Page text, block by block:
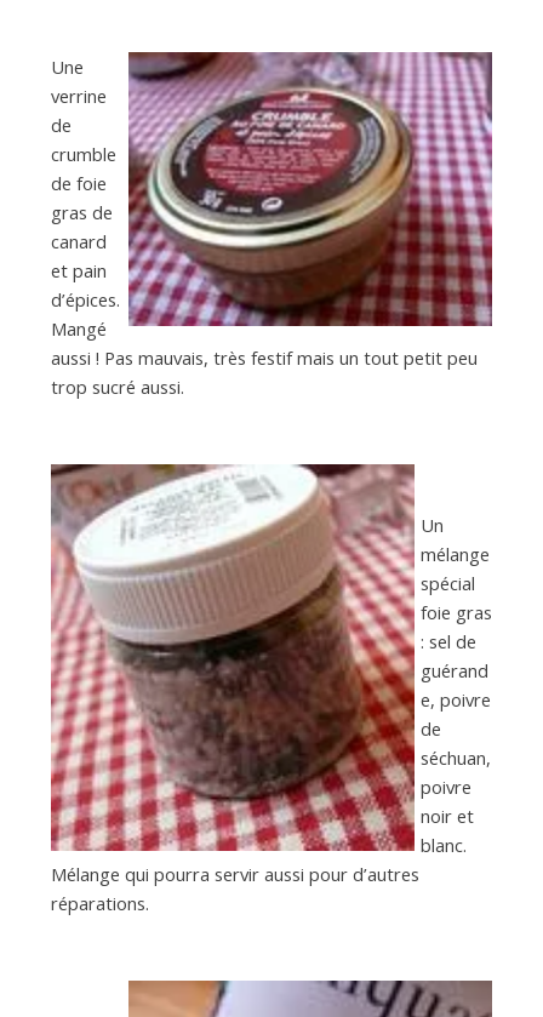
Une
verrine
de
crumble
de foie
gras de
canard
et pain
d’épices.
Mangé
aussi ! Pas mauvais, très festif mais un tout petit peu
trop sucré aussi.
Un
mélange
spécial
foie gras
: sel de
guérand
e, poivre
de
séchuan,
poivre
noir et
blanc.
Mélange qui pourra servir aussi pour d’autres
réparations.